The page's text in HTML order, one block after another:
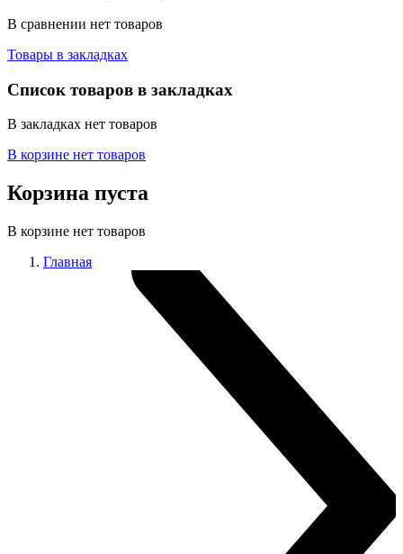
В сравнении нет товаров
Товары в закладках
Список товаров в закладках
В закладках нет товаров
В корзине нет товаров
Корзина пуста
В корзине нет товаров
Главная